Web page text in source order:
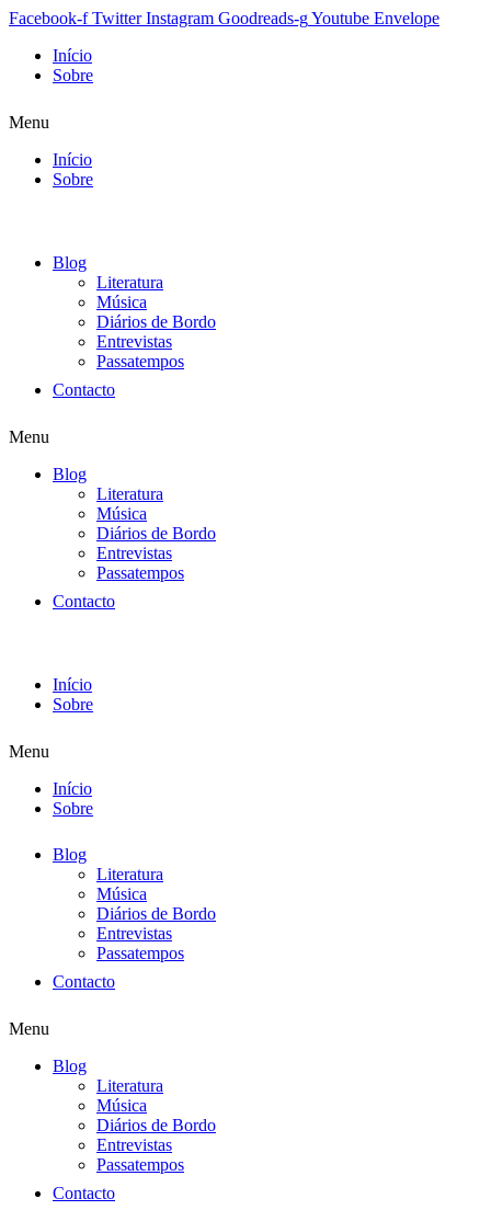
Facebook-f Twitter Instagram Goodreads-gYoutube Envelope
Início
Sobre
Menu
Início
Sobre
Blog
Literatura
Música
Diários de Bordo
Entrevistas
Passatempos
Contacto
Menu
Blog
Literatura
Música
Diários de Bordo
Entrevistas
Passatempos
Contacto
Início
Sobre
Menu
Início
Sobre
Blog
Literatura
Música
Diários de Bordo
Entrevistas
Passatempos
Contacto
Menu
Blog
Literatura
Música
Diários de Bordo
Entrevistas
Passatempos
Contacto